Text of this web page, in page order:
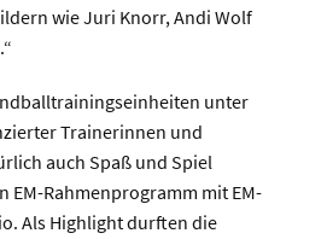
wie Juri Knorr, Andi Wolf
unter
Trainerinnen und
auch Spaß und Spiel
EM-Rahmenprogramm mit EM-
Als Highlight durften die